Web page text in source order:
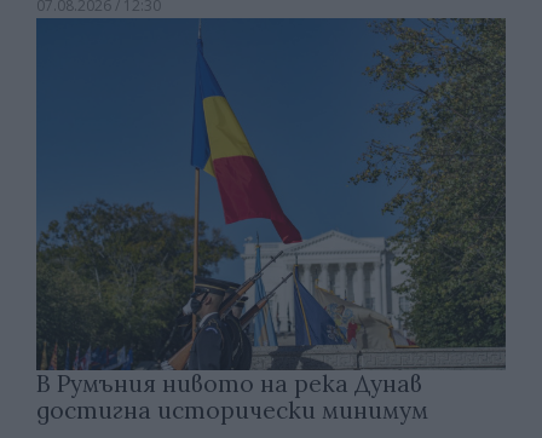
07.08.2026 / 12:30
В Румъния нивото на река Дунав
достигна исторически минимум